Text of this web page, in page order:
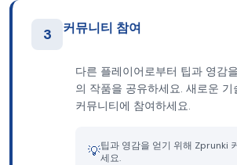
3 커뮤니티 참여
다른 플레이어로부터 팁과 영감
의 작품을 공유하세요. 새로운 기
커뮤니티에 참여하세요.
💡팁과 영감을 얻기 위해 Zprunki
세요.